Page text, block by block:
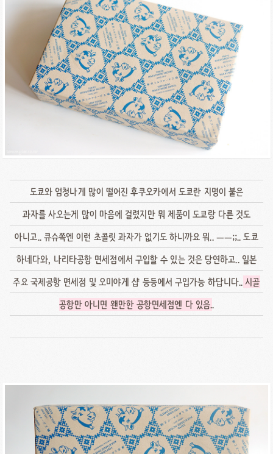
도쿄와 엄청나게 많이 떨어진 후쿠오카에서 도쿄란 지명이 붙은
과자를 사오는게 많이 마음에 걸렸지만 뭐 제품이 도쿄랑 다른 것도
아니고.. 큐슈쪽엔 이런 초콜릿 과자가 없기도 하니까요 뭐.. ㅡㅡ;;.. 도쿄
하네다와, 나리타공항 면세점에서 구입할 수 있는 것은 당연하고.. 일본
주요 국제공항 면세점 및 오미야게 샵 등등에서 구입가능 하답니다.. 시골
공항만 아니면 왠만한 공항면세점엔 다 있음..